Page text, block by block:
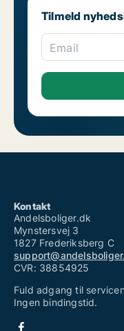
Tilmeld
Email
Kontakt
Andelsboliger.dk
Mynstersvej 3
1827 Frederiksberg C
CVR: 38854925
Fuld adgang til
Ingen bindingstid.